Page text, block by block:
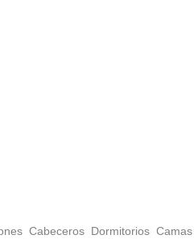
Cabeceros Dormitorios Camas